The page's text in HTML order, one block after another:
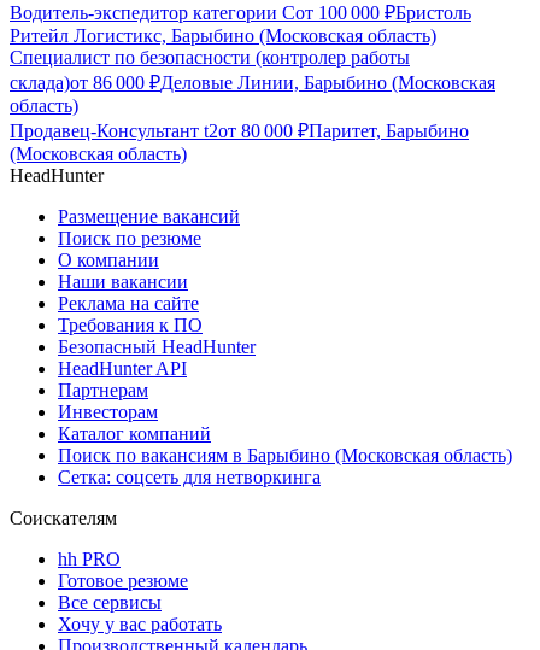
Водитель-экспедитор категории Сот 100 000 ₽Бристоль
Ритейл Логистикс, Барыбино (Московская область)
Специалист по безопасности (контролер работы
склада)от 86 000 ₽Деловые Линии, Барыбино (Московская
область)
Продавец-Консультант t2от 80 000 ₽Паритет, Барыбино
(Московская область)
HeadHunter
Размещение вакансий
Поиск по резюме
О компании
Наши вакансии
Реклама на сайте
Требования к ПО
Безопасный HeadHunter
HeadHunter API
Партнерам
Инвесторам
Каталог компаний
Поиск по вакансиям в Барыбино (Московская область)
Сетка: соцсеть для нетворкинга
Соискателям
hh PRO
Готовое резюме
Все сервисы
Хочу у вас работать